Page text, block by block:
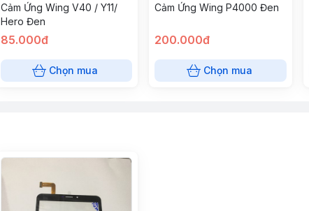
Cảm Ứng Wing V40 / Y11/
Hero Đen
85.000đ
Chọn mua
Cảm Ứng Wing P4000 Đen
200.000đ
Chọn mua